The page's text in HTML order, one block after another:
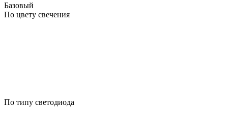
Базовый
По цвету свечения
По типу светодиода